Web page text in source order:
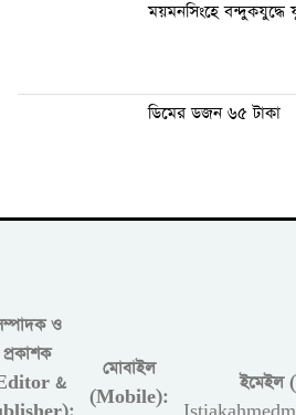
ময়মনসিংহে
ডিমের ডজন ৬৫ টাকা
ও
প্রকাশক
&
মোবাইল
(Mobile):
ইমেইল